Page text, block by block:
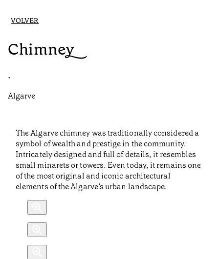
VOLVER
Chimney
•
Algarve
The Algarve chimney was traditionally considered a
symbol of wealth and prestige in the community.
Intricately designed and full of details, it resembles
small minarets or towers. Even today, it remains one
of the most original and iconic architectural
elements of the Algarve’s urban landscape.